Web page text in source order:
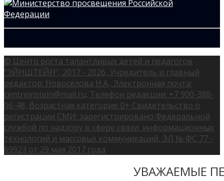
© Центр роста талантливых детей и педагогов
"ЭЙНШТЕЙН", 2017 - 2026, Учредитель и главный
редактор: Новоселова Н.А., Электронная почта:
centreinstein@mail.ru, Телефон редакции: +7 900-388-
06-48, Возрастная категория: 0+ Свидетельство о
регистрации СМИ: зарегистрировано Федеральной
службой по надзору в сфере связи, информационных
технологий и массовых коммуникаций, ЭЛ № ФС 77 -
69923 от 29 мая 2017 года
УВАЖАЕМЫЕ